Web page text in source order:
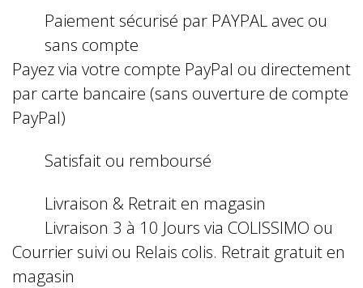
Paiement sécurisé par PAYPAL avec ou
sans compte
Payez via votre compte PayPal ou directement
par carte bancaire (sans ouverture de compte
PayPal)
Satisfait ou remboursé
Livraison & Retrait en magasin
Livraison 3 à 10 Jours via COLISSIMO ou
Courrier suivi ou Relais colis. Retrait gratuit en
magasin